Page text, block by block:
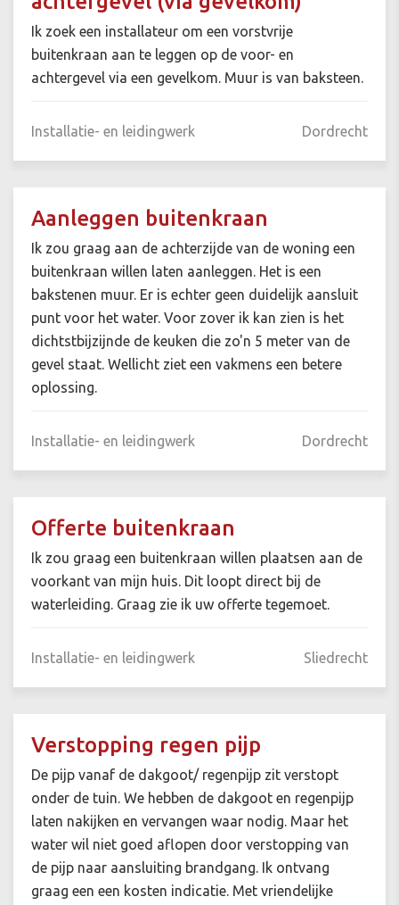
Ik zoek een installateur om een vorstvrije
buitenkraan aan te leggen op de voor- en
achtergevel via een gevelkom. Muur is van baksteen.
Installatie- en leidingwerk Dordrecht
Aanleggen buitenkraan
Ik zou graag aan de achterzijde van de woning een
buitenkraan willen laten aanleggen. Het is een
bakstenen muur. Er is echter geen duidelijk aansluit
punt voor het water. Voor zover ik kan zien is het
dichtstbijzijnde de keuken die zo'n 5 meter van de
gevel staat. Wellicht ziet een vakmens een betere
oplossing.
Installatie- en leidingwerk Dordrecht
Offerte buitenkraan
Ik zou graag een buitenkraan willen plaatsen aan de
voorkant van mijn huis. Dit loopt direct bij de
waterleiding. Graag zie ik uw offerte tegemoet.
Installatie- en leidingwerk Sliedrecht
Verstopping regen pijp
De pijp vanaf de dakgoot/ regenpijp zit verstopt
onder de tuin. We hebben de dakgoot en regenpijp
laten nakijken en vervangen waar nodig. Maar het
water wil niet goed aflopen door verstopping van
de pijp naar aansluiting brandgang. Ik ontvang
graag een een kosten indicatie. Met vriendelijke